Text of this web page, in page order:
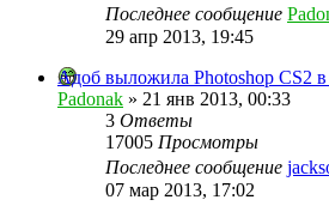
Последнее сообщение
29 апр 2013, 19:45
Адоб выложила Photoshop CS2
Padonak » 21 янв 2013, 00:33
3 Ответы
17005 Просмотры
Последнее сообщение
07 мар 2013, 17:02